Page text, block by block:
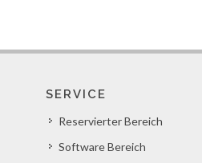
SERVICE
Reservierter Bereich
Software Bereich